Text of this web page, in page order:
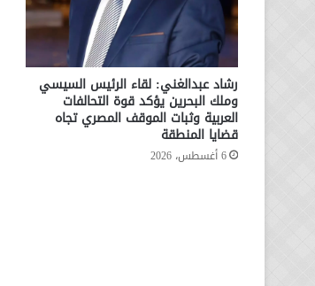
رشاد عبدالغني: لقاء الرئيس السيسي
وملك البحرين يؤكد قوة التحالفات
العربية وثبات الموقف المصري تجاه
قضايا المنطقة
6 أغسطس، 2026